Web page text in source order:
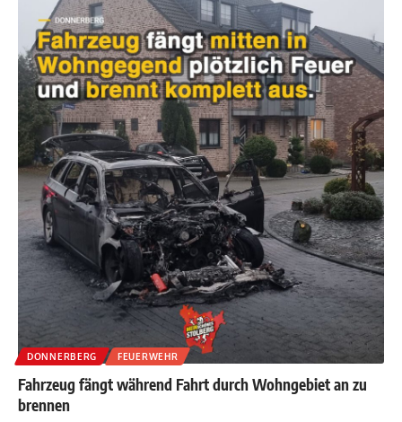
DONNERBERG FEUERWEHR
Fahrzeug fängt während Fahrt durch Wohngebiet an zu
brennen